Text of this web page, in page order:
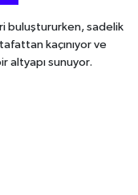
buluştururken, sadelik
kaçınıyor ve
altyapı sunuyor.